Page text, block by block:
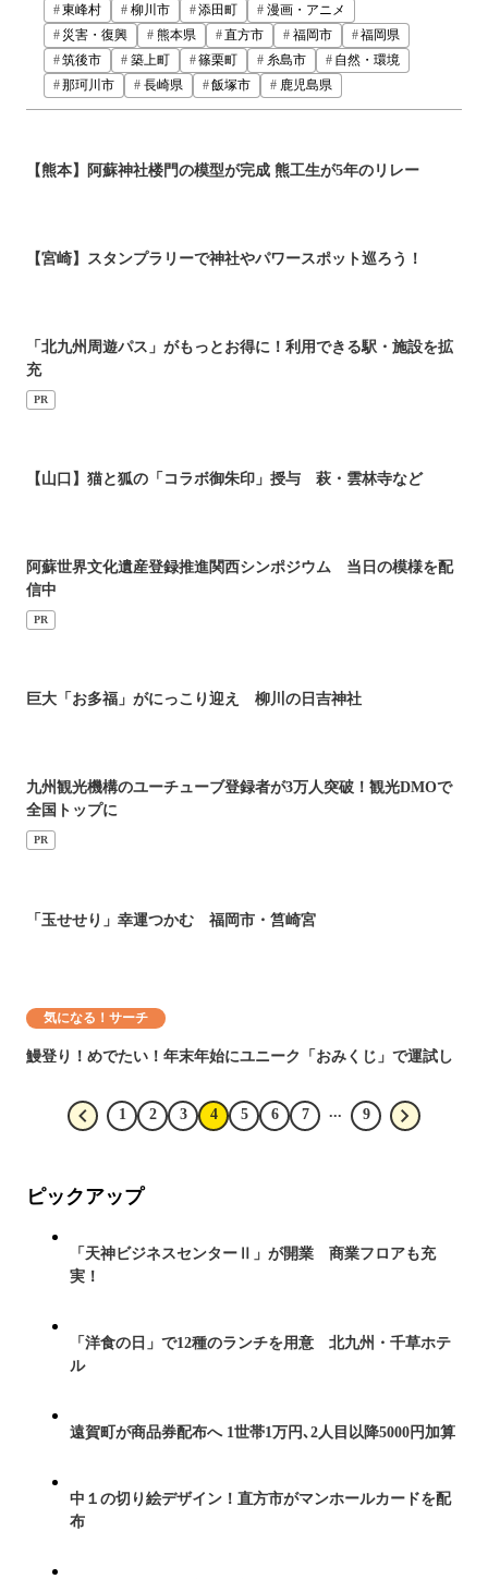
東峰村
柳川市 添田町
漫画・アニメ
災害・復興
熊本県 直方市 福岡市
福岡県
筑後市
築上町 篠栗町 糸島市
自然・環境
那珂川市
長崎県 飯塚市 鹿児島県
【熊本】阿蘇神社楼門の模型が完成 熊工生が5年のリレー
【宮崎】スタンプラリーで神社やパワースポット巡ろう！
「北九州周遊パス」がもっとお得に！利用できる駅・施設を拡
充
PR
【山口】猫と狐の「コラボ御朱印」授与 萩・雲林寺など
阿蘇世界文化遺産登録推進関西シンポジウム 当日の模様を配
信中
PR
巨大「お多福」がにっこり迎え 柳川の日吉神社
九州観光機構のユーチューブ登録者が3万人突破！観光DMOで
全国トップに
PR
「玉せせり」幸運つかむ 福岡市・筥崎宮
気になる！サーチ
鰻登り！めでたい！年末年始にユニーク「おみくじ」で運試し
1 2 3 4 5 6 7 ... 9
ピックアップ
「天神ビジネスセンターⅡ」が開業 商業フロアも充
実！
「洋食の日」で12種のランチを用意 北九州・千草ホテ
ル
遠賀町が商品券配布へ 1世帯1万円､2人目以降5000円加算
中１の切り絵デザイン！直方市がマンホールカードを配
布